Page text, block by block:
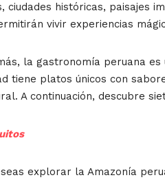
ciudades históricas, paisajes
vivir experiencias
la gastronomía peruana
tiene platos únicos con
A continuación, descubre
explorar la Amazonía